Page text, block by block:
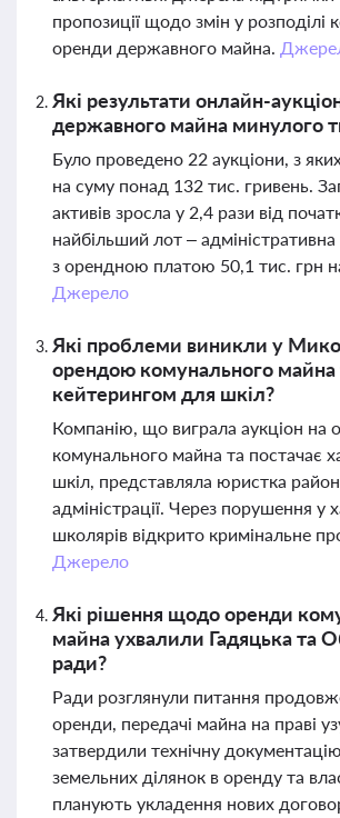
пропозиції щодо змін у розподілі
оренди державного майна.
Які результати онлайн-
державного майна минулого
Було проведено 22 аукціони, з
на суму понад 132 тис. гривень.
активів зросла у 2,4 рази від
найбільший лот – адміністративна
з орендною платою 50,1 тис. грн
Джерело
Які проблеми виникли у
орендою комунального майна
кейтерингом для шкіл?
Компанію, що виграла аукціон на
комунального майна та постачає
шкіл, представляла юристка
адміністрації. Через порушення у
школярів відкрито кримінальне
Джерело
Які рішення щодо оренди
майна ухвалили Гадяцька та
ради?
Ради розглянули питання
оренди, передачі майна на праві
затвердили технічну
земельних ділянок в оренду та
планують укладення нових